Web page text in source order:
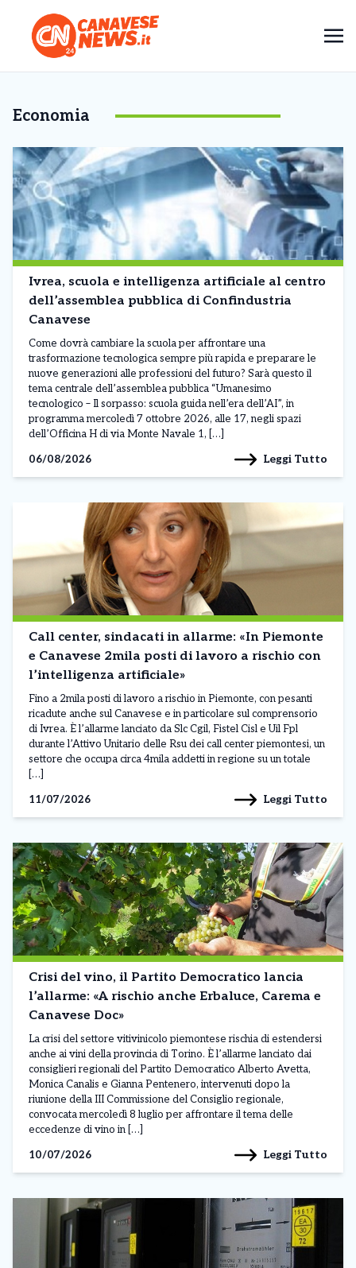
Economia
Ivrea, scuola e intelligenza artificiale al centro
dell’assemblea pubblica di Confindustria
Canavese
Come dovrà cambiare la scuola per affrontare una
trasformazione tecnologica sempre più rapida e preparare le
nuove generazioni alle professioni del futuro? Sarà questo il
tema centrale dell’assemblea pubblica “Umanesimo
tecnologico – Il sorpasso: scuola guida nell’era dell’AI”, in
programma mercoledì 7 ottobre 2026, alle 17, negli spazi
dell’Officina H di via Monte Navale 1, […]
06/08/2026
Leggi Tutto
Call center, sindacati in allarme: «In Piemonte
e Canavese 2mila posti di lavoro a rischio con
l’intelligenza artificiale»
Fino a 2mila posti di lavoro a rischio in Piemonte, con pesanti
ricadute anche sul Canavese e in particolare sul comprensorio
di Ivrea. È l’allarme lanciato da Slc Cgil, Fistel Cisl e Uil Fpl
durante l’Attivo Unitario delle Rsu dei call center piemontesi, un
settore che occupa circa 4mila addetti in regione su un totale
[…]
11/07/2026
Leggi Tutto
Crisi del vino, il Partito Democratico lancia
l’allarme: «A rischio anche Erbaluce, Carema e
Canavese Doc»
La crisi del settore vitivinicolo piemontese rischia di estendersi
anche ai vini della provincia di Torino. È l’allarme lanciato dai
consiglieri regionali del Partito Democratico Alberto Avetta,
Monica Canalis e Gianna Pentenero, intervenuti dopo la
riunione della III Commissione del Consiglio regionale,
convocata mercoledì 8 luglio per affrontare il tema delle
eccedenze di vino in […]
10/07/2026
Leggi Tutto